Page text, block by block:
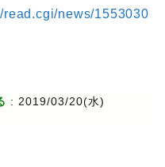
news/1553030
: 2019/03/20(水)